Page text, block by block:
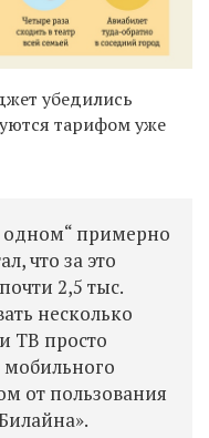
убедились
тарифом уже
одном“ примерно
что за это
2,5 тыс.
несколько
ТВ просто
мобильного
от пользования